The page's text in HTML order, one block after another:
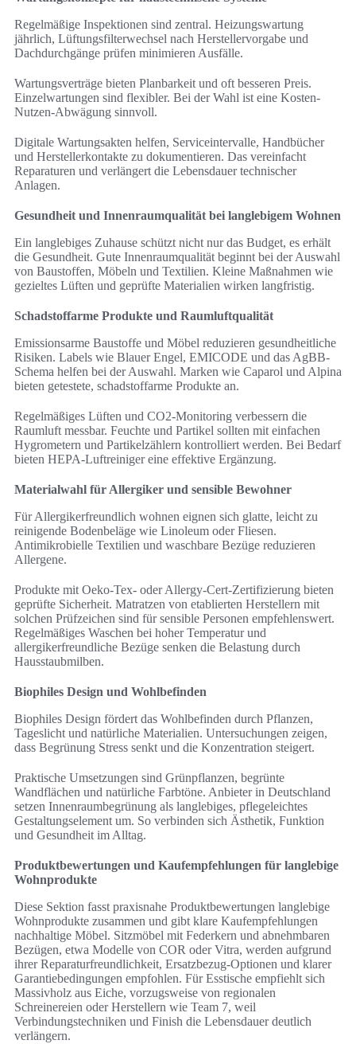
Regelmäßige Inspektionen sind zentral. Heizungswartung
jährlich, Lüftungsfilterwechsel nach Herstellervorgabe und
Dachdurchgänge prüfen minimieren Ausfälle.
Wartungsverträge bieten Planbarkeit und oft besseren Preis.
Einzelwartungen sind flexibler. Bei der Wahl ist eine Kosten-
Nutzen-Abwägung sinnvoll.
Digitale Wartungsakten helfen, Serviceintervalle, Handbücher
und Herstellerkontakte zu dokumentieren. Das vereinfacht
Reparaturen und verlängert die Lebensdauer technischer
Anlagen.
Gesundheit und Innenraumqualität bei langlebigem Wohnen
Ein langlebiges Zuhause schützt nicht nur das Budget, es erhält
die Gesundheit. Gute Innenraumqualität beginnt bei der Auswahl
von Baustoffen, Möbeln und Textilien. Kleine Maßnahmen wie
gezieltes Lüften und geprüfte Materialien wirken langfristig.
Schadstoffarme Produkte und Raumluftqualität
Emissionsarme Baustoffe und Möbel reduzieren gesundheitliche
Risiken. Labels wie Blauer Engel, EMICODE und das AgBB-
Schema helfen bei der Auswahl. Marken wie Caparol und Alpina
bieten getestete, schadstoffarme Produkte an.
Regelmäßiges Lüften und CO2-Monitoring verbessern die
Raumluft messbar. Feuchte und Partikel sollten mit einfachen
Hygrometern und Partikelzählern kontrolliert werden. Bei Bedarf
bieten HEPA-Luftreiniger eine effektive Ergänzung.
Materialwahl für Allergiker und sensible Bewohner
Für Allergikerfreundlich wohnen eignen sich glatte, leicht zu
reinigende Bodenbeläge wie Linoleum oder Fliesen.
Antimikrobielle Textilien und waschbare Bezüge reduzieren
Allergene.
Produkte mit Oeko-Tex- oder Allergy-Cert-Zertifizierung bieten
geprüfte Sicherheit. Matratzen von etablierten Herstellern mit
solchen Prüfzeichen sind für sensible Personen empfehlenswert.
Regelmäßiges Waschen bei hoher Temperatur und
allergikerfreundliche Bezüge senken die Belastung durch
Hausstaubmilben.
Biophiles Design und Wohlbefinden
Biophiles Design fördert das Wohlbefinden durch Pflanzen,
Tageslicht und natürliche Materialien. Untersuchungen zeigen,
dass Begrünung Stress senkt und die Konzentration steigert.
Praktische Umsetzungen sind Grünpflanzen, begrünte
Wandflächen und natürliche Farbtöne. Anbieter in Deutschland
setzen Innenraumbegrünung als langlebiges, pflegeleichtes
Gestaltungselement um. So verbinden sich Ästhetik, Funktion
und Gesundheit im Alltag.
Produktbewertungen und Kaufempfehlungen für langlebige
Wohnprodukte
Diese Sektion fasst praxisnahe Produktbewertungen langlebige
Wohnprodukte zusammen und gibt klare Kaufempfehlungen
nachhaltige Möbel. Sitzmöbel mit Federkern und abnehmbaren
Bezügen, etwa Modelle von COR oder Vitra, werden aufgrund
ihrer Reparaturfreundlichkeit, Ersatzbezug-Optionen und klarer
Garantiebedingungen empfohlen. Für Esstische empfiehlt sich
Massivholz aus Eiche, vorzugsweise von regionalen
Schreinereien oder Herstellern wie Team 7, weil
Verbindungstechniken und Finish die Lebensdauer deutlich
verlängern.